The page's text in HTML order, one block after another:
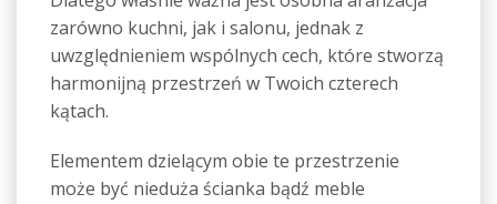
zarówno kuchni, jak i salonu, jednak z
uwzględnieniem wspólnych cech, które stworzą
harmonijną przestrzeń w Twoich czterech
kątach.
Elementem dzielącym obie te przestrzenie
może być nieduża ścianka bądź meble